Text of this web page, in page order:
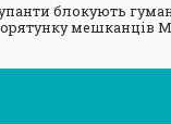
блокують
мешканців